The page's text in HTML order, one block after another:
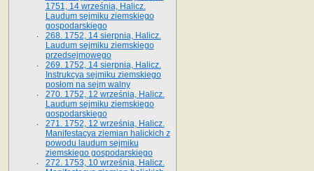
1751, 14 września, Halicz.
Laudum sejmiku ziemskiego
gospodarskiego
268. 1752, 14 sierpnia, Halicz.
Laudum sejmiku ziemskiego
przedsejmowego
269. 1752, 14 sierpnia, Halicz.
Instrukcya sejmiku ziemskiego
posłom na sejm walny
270. 1752, 12 września, Halicz.
Laudum sejmiku ziemskiego
gospodarskiego
271. 1752, 12 września, Halicz.
Manifestacya ziemian halickich z
powodu laudum sejmiku
ziemskiego gospodarskiego
272. 1753, 10 września, Halicz.